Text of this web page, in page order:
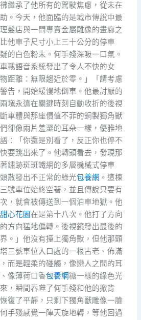
繼承了他所有的駕駛焦慮，從未在
。今天，他面臨的是城市傳說中最
髮店與一間專賣金屬雕像的畫廊之
他車子尺寸小上三十公分的停車
的白色粉末。何手殘深吸一口氣。
載語音系統發出了令人不快的女
距離：無限趨近於零。」「請考慮
告，開始緩慢地倒車。他最討厭的
塊永遠在關鍵時刻自動收折的後視
車體與那座價值不菲的銅製獨角獸
卻像兩片羞澀的耳朵一樣，優雅地
：「你還是別看了，反正你也停不
要跳出來了。他轉頭看去，發現那
鏽跡斑斑鐵網的多層機械式停車
散發出不正常的綠光包養網 。這棟
號車位始終空著，並且傳說只要有
，就會被傳送到一個泊車地獄。他
甜心花園在是第十八次。他打了方向
方向猛地偏轉。後視鏡發出最後的
。」他沒有撞上獨角獸，但他那顫
三號車位入口處的一根古老、佈滿
而是輕柔的碰觸，像戀人之間的耳
像薄荷口香包養網糖一樣的綠色光
，瞬間吞噬了何手殘和他的掀背
復了平靜，只剩下獨角獸雕像一臉
手殘感覺一陣天旋地轉，等他回過